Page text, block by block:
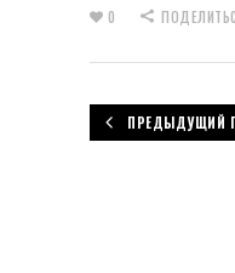
0
ПРЕДЫДУЩИЙ